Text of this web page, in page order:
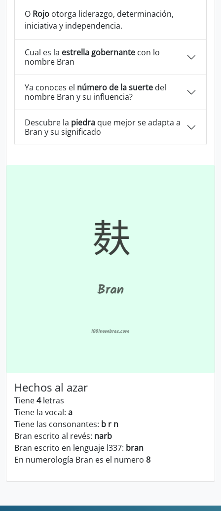
O Rojo otorga liderazgo, determinación,
iniciativa y independencia.
Cual es la estrella gobernante con lo
nombre Bran
Ya conoces el número de la suerte del
nombre Bran y su influencia?
Descubre la piedra que mejor se adapta a
Bran y su significado
Hechos al azar
Tiene4letras
Tiene la vocal: a
Tiene las consonantes: b r n
Bran escrito al revés: narb
Bran escrito en lenguaje l337: bran
En numerología Bran es el numero 8